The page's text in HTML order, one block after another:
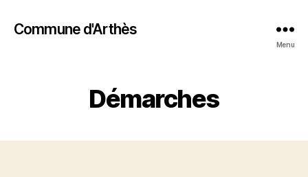
Commune d'Arthès
Menu
Démarches